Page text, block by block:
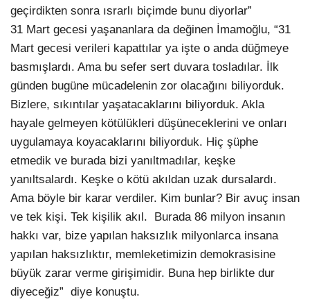
geçirdikten sonra ısrarlı biçimde bunu diyorlar”
31 Mart gecesi yaşananlara da değinen İmamoğlu, “31
Mart gecesi verileri kapattılar ya işte o anda düğmeye
basmışlardı. Ama bu sefer sert duvara tosladılar. İlk
günden bugüne mücadelenin zor olacağını biliyorduk.
Bizlere, sıkıntılar yaşatacaklarını biliyorduk. Akla
hayale gelmeyen kötülükleri düşüneceklerini ve onları
uygulamaya koyacaklarını biliyorduk. Hiç şüphe
etmedik ve burada bizi yanıltmadılar, keşke
yanıltsalardı. Keşke o kötü akıldan uzak dursalardı.
Ama böyle bir karar verdiler. Kim bunlar? Bir avuç insan
ve tek kişi. Tek kişilik akıl. Burada 86 milyon insanın
hakkı var, bize yapılan haksızlık milyonlarca insana
yapılan haksızlıktır, memleketimizin demokrasisine
büyük zarar verme girişimidir. Buna hep birlikte dur
diyeceğiz” diye konuştu.